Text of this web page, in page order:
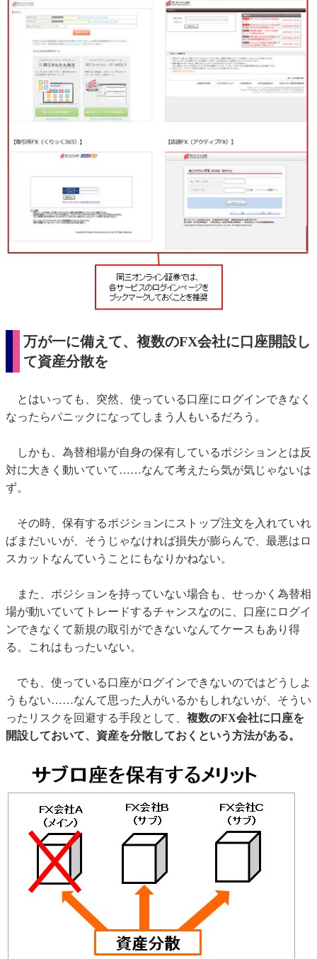
万が一に備えて、複数のFX会社に口座開設し
て資産分散を
とはいっても、突然、使っている口座にログインできなく
なったらパニックになってしまう人もいるだろう。
しかも、為替相場が自身の保有しているポジションとは反
対に大きく動いていて……なんて考えたら気が気じゃないは
ず。
その時、保有するポジションにストップ注文を入れていれ
ばまだいいが、そうじゃなければ損失が膨らんで、最悪はロ
スカットなんていうことにもなりかねない。
また、ポジションを持っていない場合も、せっかく為替相
場が動いていてトレードするチャンスなのに、口座にログイ
ンできなくて新規の取引ができないなんてケースもあり得
る。これはもったいない。
でも、使っている口座がログインできないのではどうしよ
うもない……なんて思った人がいるかもしれないが、そうい
ったリスクを回避する手段として、 複数のFX会社に口座を
開設しておいて、資産を分散しておくという方法がある。